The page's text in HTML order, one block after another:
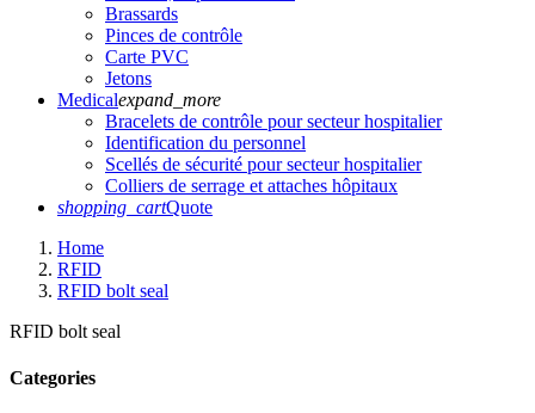
Brassards
Pinces de contrôle
Carte PVC
Jetons
Medicalexpand_more
Bracelets de contrôle pour secteur hospitalier
Identification du personnel
Scellés de sécurité pour secteur hospitalier
Colliers de serrage et attaches hôpitaux
shopping_cartQuote
Home
RFID
RFID bolt seal
RFID bolt seal
Categories